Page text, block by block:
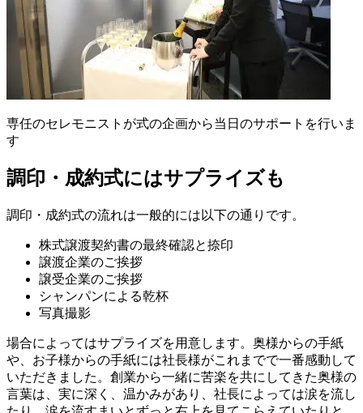
専任のセレモニストが式の企画から当日のサポートを行いま
す
調印・成約式にはサプライズも
調印・成約式の流れは一般的には以下の通りです。
株式譲渡契約書の最終確認と捺印
譲渡企業のご挨拶
譲受企業のご挨拶
シャンパンによる乾杯
写真撮影
場合によってはサプライズを用意します。奥様からの手紙
や、お子様からの手紙には社長様がこれまでで一番感動して
いただきました。創業から一緒に苦楽を共にしてきた奥様の
言葉は、実に深く、温かみがあり、社長によっては涙を流し